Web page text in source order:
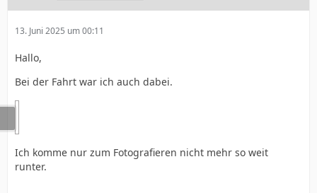
13. Juni 2025 um 00:11
Hallo,
Bei der Fahrt war ich auch dabei.
Ich komme nur zum Fotografieren nicht mehr so weit
runter.